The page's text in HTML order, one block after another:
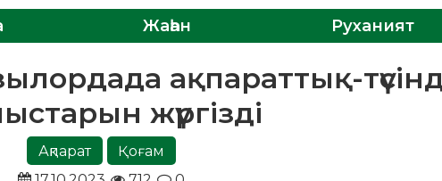
Жаһан Руханият
ақпараттық-
жүргізді
Ақпарат
Қоғам